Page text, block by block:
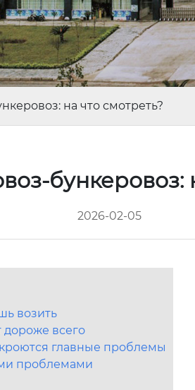
на что смотреть?
бункеровоз:
2026-02-05
возить
всего
главные проблемы
проблемами